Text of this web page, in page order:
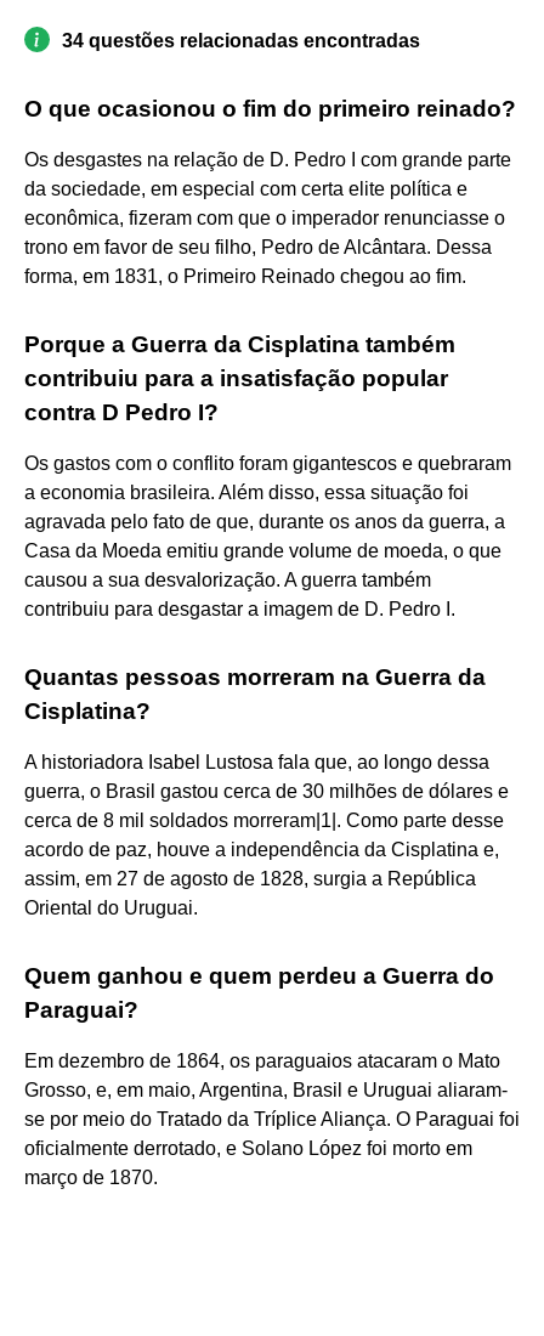
34 questões relacionadas encontradas
O que ocasionou o fim do primeiro reinado?
Os desgastes na relação de D. Pedro I com grande parte
da sociedade, em especial com certa elite política e
econômica, fizeram com que o imperador renunciasse o
trono em favor de seu filho, Pedro de Alcântara. Dessa
forma, em 1831, o Primeiro Reinado chegou ao fim.
Porque a Guerra da Cisplatina também
contribuiu para a insatisfação popular
contra D Pedro I?
Os gastos com o conflito foram gigantescos e quebraram
a economia brasileira. Além disso, essa situação foi
agravada pelo fato de que, durante os anos da guerra, a
Casa da Moeda emitiu grande volume de moeda, o que
causou a sua desvalorização. A guerra também
contribuiu para desgastar a imagem de D. Pedro I.
Quantas pessoas morreram na Guerra da
Cisplatina?
A historiadora Isabel Lustosa fala que, ao longo dessa
guerra, o Brasil gastou cerca de 30 milhões de dólares e
cerca de 8 mil soldados morreram|1|. Como parte desse
acordo de paz, houve a independência da Cisplatina e,
assim, em 27 de agosto de 1828, surgia a República
Oriental do Uruguai.
Quem ganhou e quem perdeu a Guerra do
Paraguai?
Em dezembro de 1864, os paraguaios atacaram o Mato
Grosso, e, em maio, Argentina, Brasil e Uruguai aliaram-
se por meio do Tratado da Tríplice Aliança. O Paraguai foi
oficialmente derrotado, e Solano López foi morto em
março de 1870.